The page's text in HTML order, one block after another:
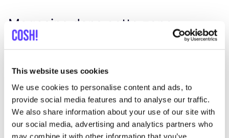
This website uses cookies
We use cookies to personalise content and ads, to
provide social media features and to analyse our traffic.
We also share information about your use of our site with
our social media, advertising and analytics partners who
may combine it with other information that you’ve
Magasins dans cette zone
Aard'ige Garens
Workshops Tissus